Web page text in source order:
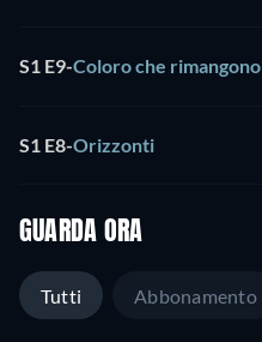
S1 E9-Coloro che rimangono
S1 E8-Orizzonti
GUARDA ORA
Tutti Abbonamento